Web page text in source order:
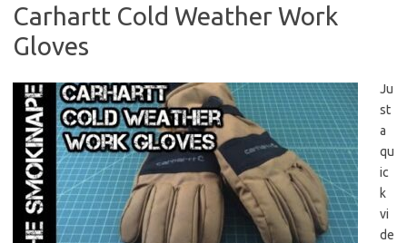
Carhartt Cold Weather Work
Gloves
Ju
st
a
qu
ic
k
vi
de